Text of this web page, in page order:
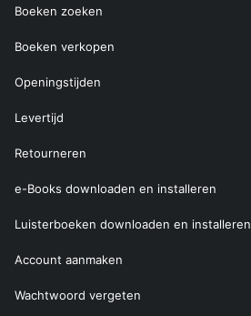
Boeken zoeken
Boeken verkopen
Openingstijden
Levertijd
Retourneren
e-Books downloaden en installeren
Luisterboeken downloaden en installeren
Account aanmaken
Wachtwoord vergeten